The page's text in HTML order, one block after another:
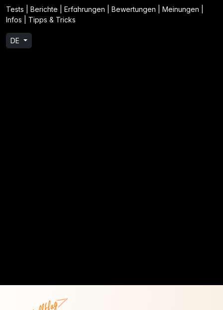
Tests | Berichte | Erfahrungen | Bewertungen | Meinungen |
Infos | Tipps & Tricks
DE